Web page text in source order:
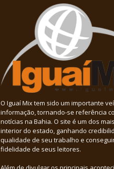
O Iguaí Mix tem sido um importante
informação, tornando-se referência
notícias na Bahia. O site é um dos
interior do estado, ganhando
qualidade de seu trabalho e
fidelidade de seus leitores.